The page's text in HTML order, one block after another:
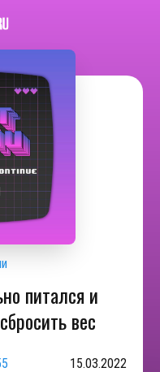
питался и
вес
15.03.2022